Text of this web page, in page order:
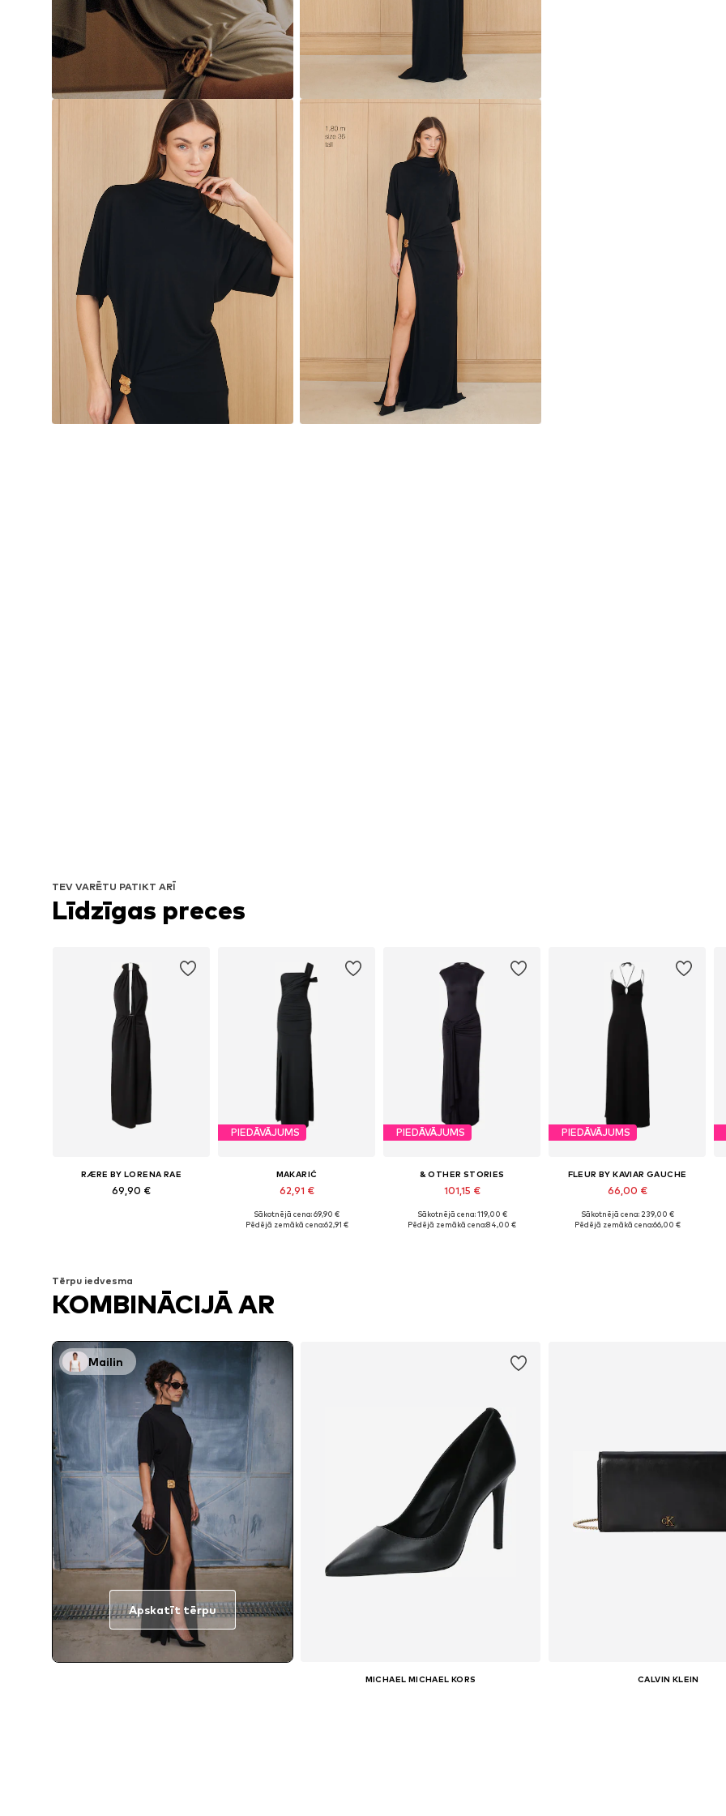
TEV VARĒTU PATIKT ARĪ
Līdzīgas preces
RÆRE BY LORENA RAE
69,90 €
PIEDĀVĀJUMS
MAKARIĆ
62,91 €
Sākotnējā cena: 69,90 €
Pēdējā zemākā cena:62,91 €
PIEDĀVĀJUMS
& OTHER STORIES
101,15 €
Pieejamie izmēri: 34, 36, 38, 40
Sākotnējā cena: 119,00 €
Pēdējā zemākā cena:84,00 €
PIEDĀVĀJUMS
FLEUR BY KAVIAR GAUCHE
66,00 €
Sākotnējā cena: 239,00 €
Pēdējā zemākā cena:66,00 €
Tērpu iedvesma
KOMBINĀCIJĀ AR
Mailin
Apskatīt tērpu
MICHAEL MICHAEL KORS CALVIN KLEIN